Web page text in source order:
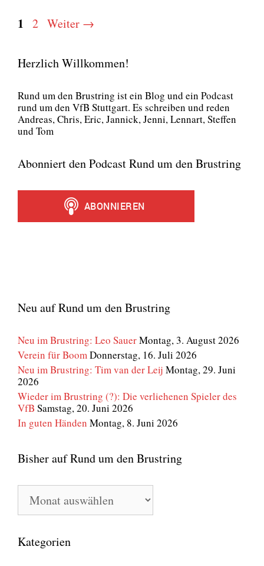
Seite
1 Seite
2 Weiter →
Herzlich Willkommen!
Rund um den Brust­ring ist ein Blog und ein Pod­cast
rund um den VfB Stutt­gart. Es schrei­ben und reden
Andre­as, Chris, Eric, Jan­nick, Jen­ni, Lenn­art, Stef­fen
und Tom
Abonniert den Podcast Rund um den Brustring
Neu auf Rund um den Brustring
Neu im Brustring: Leo SauerMontag, 3. August 2026
Verein für Boom Donnerstag, 16. Juli 2026
Neu im Brustring: Tim van der Leij Montag, 29. Juni
2026
Wieder im Brustring (?): Die verliehenen Spieler des
VfB Samstag, 20. Juni 2026
In guten Händen Montag, 8. Juni 2026
Bisher auf Rund um den Brustring
Bisher
auf
Rund
den
Brustring
Kategorien